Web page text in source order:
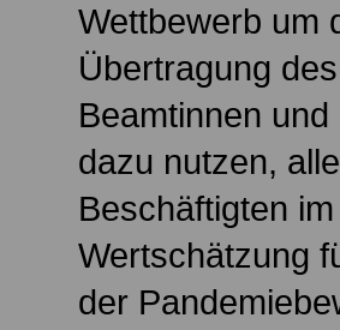
Wettbewerb um
Übertragung
Beamtinnen
dazu nutzen,
Beschäftigten
Wertschätzung
der